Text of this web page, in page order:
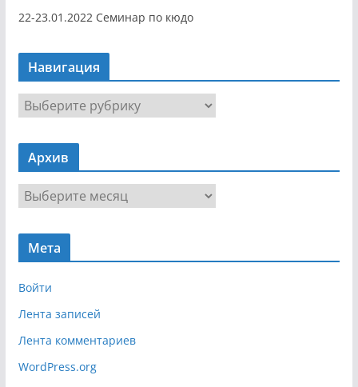
22-23.01.2022 Семинар по кюдо
Навигация
Н
а
в
г
я
Архив
р
х
Мета
Войти
Лента записей
Лента комментариев
WordPress.org